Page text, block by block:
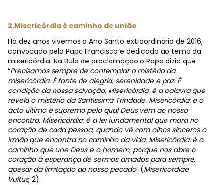
2.Misericórdia é caminho de união
Há dez anos vivemos o Ano Santo extraordinário de 2016,
convocado pelo Papa Francisco e dedicado ao tema da
misericórdia. Na Bula de proclamação o Papa dizia que
“Precisamos sempre de contemplar o mistério da
misericórdia. É fonte de alegria, serenidade e paz. É
condição da nossa salvação. Misericórdia: é a palavra que
revela o mistério da Santíssima Trindade. Misericórdia: é o
acto último e supremo pelo qual Deus vem ao nosso
encontro. Misericórdia: é a lei fundamental que mora no
coração de cada pessoa, quando vê com olhos sinceros o
irmão que encontra no caminho da vida. Misericórdia: é o
caminho que une Deus e o homem, porque nos abre o
coração à esperança de sermos amados para sempre,
apesar da limitação do nosso pecado” (Misericordiae
Vultus, 2).